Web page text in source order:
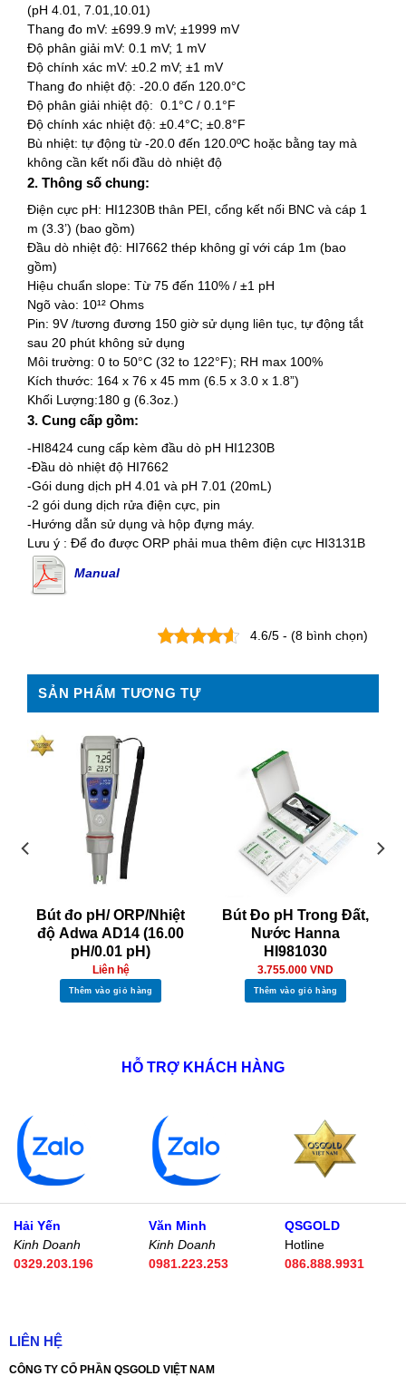
(pH 4.01, 7.01,10.01)
Thang đo mV: ±699.9 mV; ±1999 mV
Độ phân giải mV: 0.1 mV; 1 mV
Độ chính xác mV: ±0.2 mV; ±1 mV
Thang đo nhiệt độ: -20.0 đến 120.0°C
Độ phân giải nhiệt độ: 0.1°C / 0.1°F
Độ chính xác nhiệt độ: ±0.4°C; ±0.8°F
Bù nhiệt: tự động từ -20.0 đến 120.0ºC hoặc bằng tay mà
không cần kết nối đầu dò nhiệt độ
2. Thông số chung:
Điện cực pH: HI1230B thân PEI, cổng kết nối BNC và cáp 1
m (3.3’) (bao gồm)
Đầu dò nhiệt độ: HI7662 thép không gỉ với cáp 1m (bao
gồm)
Hiệu chuẩn slope: Từ 75 đến 110% / ±1 pH
Ngõ vào: 10¹² Ohms
Pin: 9V /tương đương 150 giờ sử dụng liên tục, tự động tắt
sau 20 phút không sử dụng
Môi trường: 0 to 50°C (32 to 122°F); RH max 100%
Kích thước: 164 x 76 x 45 mm (6.5 x 3.0 x 1.8”)
Khối Lượng:180 g (6.3oz.)
3. Cung cấp gồm:
-HI8424 cung cấp kèm đầu dò pH HI1230B
-Đầu dò nhiệt độ HI7662
-Gói dung dịch pH 4.01 và pH 7.01 (20mL)
-2 gói dung dịch rửa điện cực, pin
-Hướng dẫn sử dụng và hộp đựng máy.
Lưu ý : Để đo được ORP phải mua thêm điện cực HI3131B
Manual
4.6/5 - (8 bình chọn)
SẢN PHẨM TƯƠNG TỰ
Bút đo pH/ ORP/Nhiệt
độ Adwa AD14 (16.00
pH/0.01 pH)
Liên hệ
Thêm vào giỏ hàng
Bút Đo pH Trong Đất,
Nước Hanna
HI981030
3.755.000 VND
Thêm vào giỏ hàng
HỖ TRỢ KHÁCH HÀNG
Hải Yến
Kinh Doanh
0329.203.196
Văn Minh
Kinh Doanh
0981.223.253
QSGOLD
Hotline
086.888.9931
LIÊN HỆ
CÔNG TY CỔ PHẦN QSGOLD VIỆT NAM